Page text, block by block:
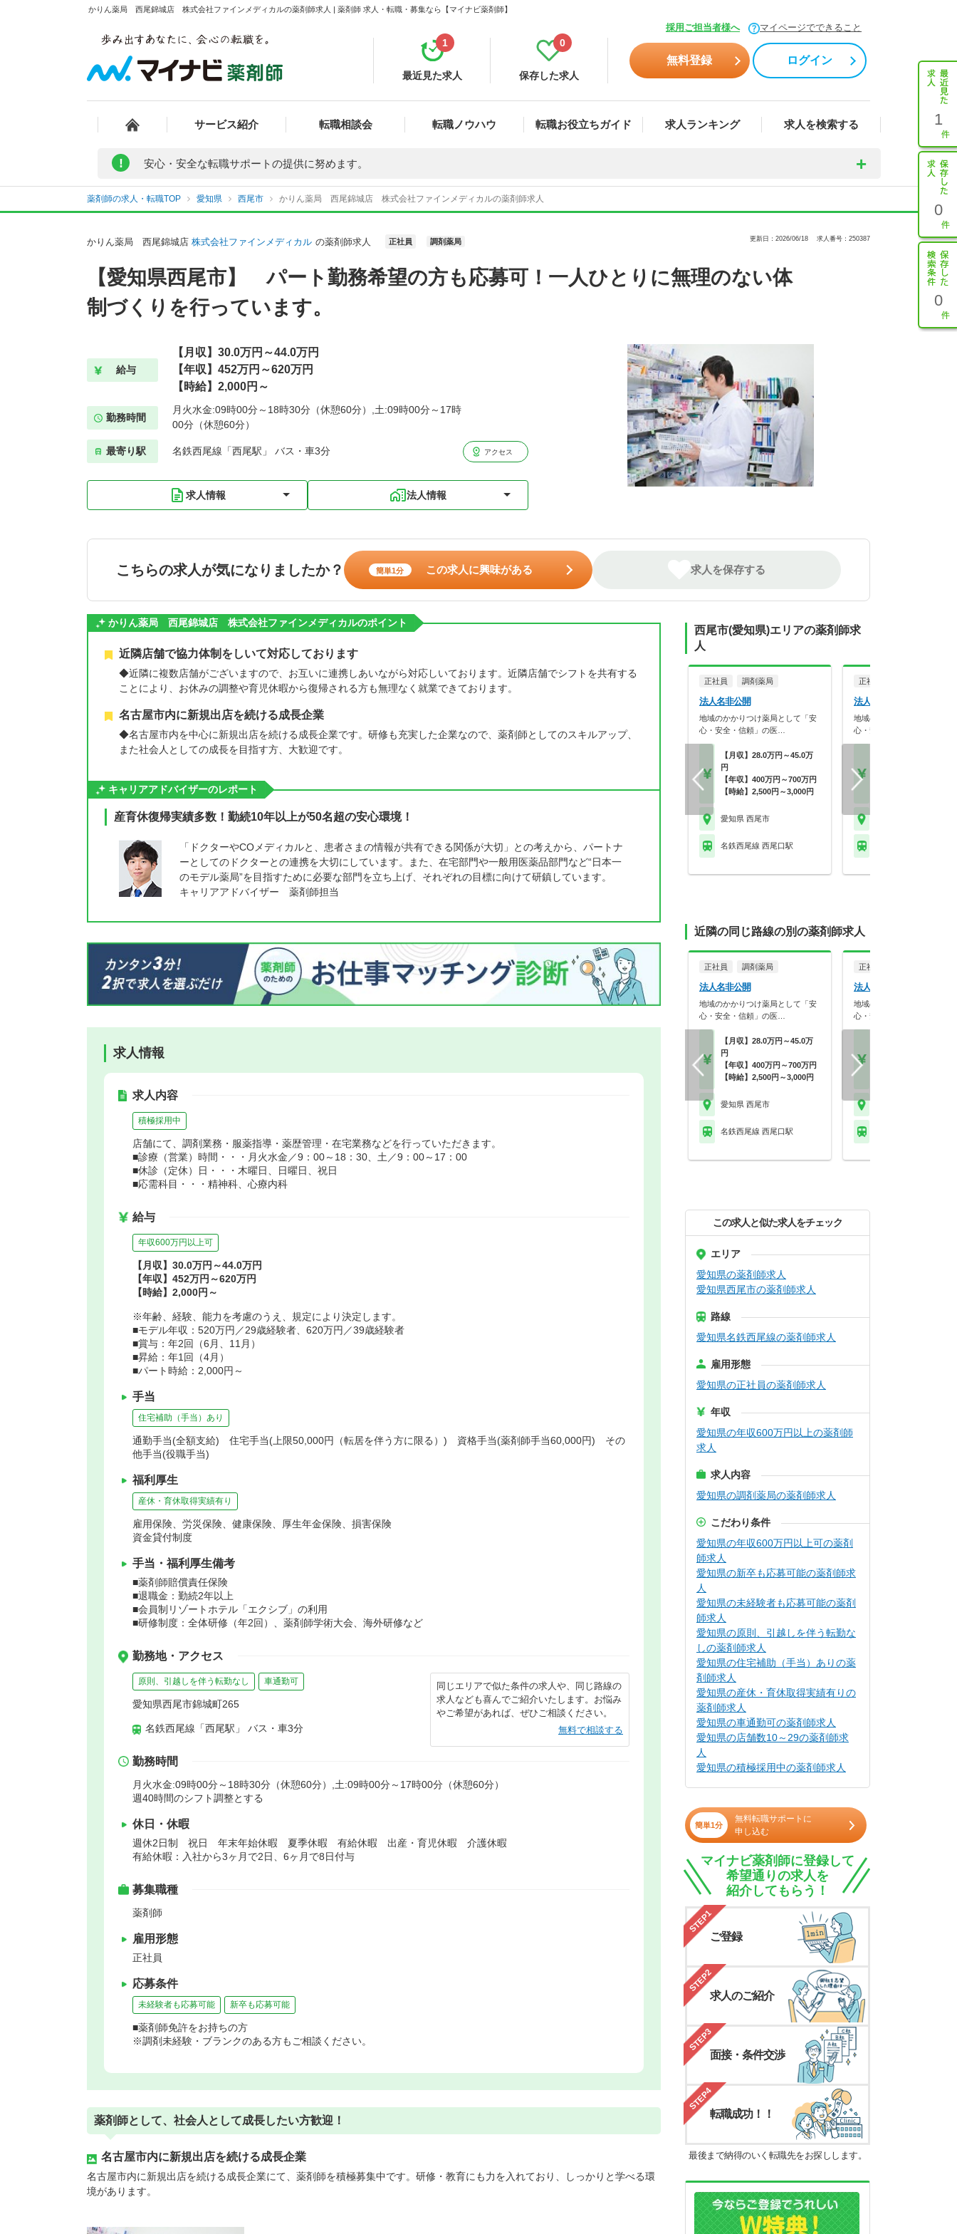
かりん薬局 西尾錦城店 株式会社ファインメディカルの薬剤師求人 | 薬剤師 求人・転職・募集なら【マイナビ薬剤師】
採用ご担当者様へ マイページでできること
最近見た求人
1
保存した求人
0
無料登録 ログイン
サービス紹介 転職相談会 転職ノウハウ 転職お役立ちガイド 求人ランキング 求人を検索する 1
0
0
! 安心・安全な転職サポートの提供に努めます。
薬剤師の求人・転職TOP 愛知県 西尾市 かりん薬局 西尾錦城店 株式会社ファインメディカルの薬剤師求人
かりん薬局 西尾錦城店 株式会社ファインメディカル の薬剤師求人 正社員 調剤薬局 更新日：2026/06/18 求人番号：250387
【愛知県西尾市】 パート勤務希望の方も応募可！一人ひとりに無理のない体
制づくりを行っています。
給与
【月収】30.0万円～44.0万円
【年収】452万円～620万円
【時給】2,000円～
勤務時間
月火水金:09時00分～18時30分（休憩60分）,土:09時00分～17時
00分（休憩60分）
最寄り駅 名鉄西尾線「西尾駅」 バス・車3分 アクセス
求人情報 法人情報
こちらの求人が気になりましたか？ 簡単1分 この求人に興味がある 求人を保存する
かりん薬局 西尾錦城店 株式会社ファインメディカルのポイント
近隣店舗で協力体制をしいて対応しております
◆近隣に複数店舗がございますので、お互いに連携しあいながら対応しいております。近隣店舗でシフトを共有する
ことにより、お休みの調整や育児休暇から復帰される方も無理なく就業できております。
名古屋市内に新規出店を続ける成長企業
◆名古屋市内を中心に新規出店を続ける成長企業です。研修も充実した企業なので、薬剤師としてのスキルアップ、
また社会人としての成長を目指す方、大歓迎です。
キャリアアドバイザーのレポート
産育休復帰実績多数！勤続10年以上が50名超の安心環境！
「ドクターやCOメディカルと、患者さまの情報が共有できる関係が大切」との考えから、パートナ
ーとしてのドクターとの連携を大切にしています。また、在宅部門や一般用医薬品部門など“日本一
のモデル薬局”を目指すために必要な部門を立ち上げ、それぞれの目標に向けて研鎮しています。
キャリアアドバイザー 薬剤師担当
求人情報
求人内容
積極採用中
店舗にて、調剤業務・服薬指導・薬歴管理・在宅業務などを行っていただきます。
■診療（営業）時間・・・月火水金／9：00～18：30、土／9：00～17：00
■休診（定休）日・・・木曜日、日曜日、祝日
■応需科目・・・精神科、心療内科
給与
年収600万円以上可
【月収】30.0万円～44.0万円
【年収】452万円～620万円
【時給】2,000円～
※年齢、経験、能力を考慮のうえ、規定により決定します。
■モデル年収：520万円／29歳経験者、620万円／39歳経験者
■賞与：年2回（6月、11月）
■昇給：年1回（4月）
■パート時給：2,000円～
手当
住宅補助（手当）あり
通勤手当(全額支給) 住宅手当(上限50,000円（転居を伴う方に限る）) 資格手当(薬剤師手当60,000円) その
他手当(役職手当)
福利厚生
産休・育休取得実績有り
雇用保険、労災保険、健康保険、厚生年金保険、損害保険
資金貸付制度
手当・福利厚生備考
■薬剤師賠償責任保険
■退職金：勤続2年以上
■会員制リゾートホテル「エクシブ」の利用
■研修制度：全体研修（年2回）、薬剤師学術大会、海外研修など
勤務地・アクセス
原則、引越しを伴う転勤なし 車通勤可
愛知県西尾市錦城町265
名鉄西尾線「西尾駅」 バス・車3分
同じエリアで似た条件の求人や、同じ路線の
求人なども喜んでご紹介いたします。お悩み
やご希望があれば、ぜひご相談ください。
無料で相談する
勤務時間
月火水金:09時00分～18時30分（休憩60分）,土:09時00分～17時00分（休憩60分）
週40時間のシフト調整とする
休日・休暇
週休2日制 祝日 年末年始休暇 夏季休暇 有給休暇 出産・育児休暇 介護休暇
有給休暇：入社から3ヶ月で2日、6ヶ月で8日付与
募集職種
薬剤師
雇用形態
正社員
応募条件
未経験者も応募可能 新卒も応募可能
■薬剤師免許をお持ちの方
※調剤未経験・ブランクのある方もご相談ください。
薬剤師として、社会人として成長したい方歓迎！
名古屋市内に新規出店を続ける成長企業
名古屋市内に新規出店を続ける成長企業にて、薬剤師を積極募集中です。研修・教育にも力を入れており、しっかりと学べる環
境があります。
西尾市(愛知県)エリアの薬剤師求
人
正社員 調剤薬局
法人名非公開
地域のかかりつけ薬局として「安
心・安全・信頼」の医…
【月収】28.0万円～45.0万
円
【年収】400万円～700万円
【時給】2,500円～3,000円
愛知県 西尾市
名鉄西尾線 西尾口駅
正社員
法人名非公開
地域のかかりつけ薬局として
心・安全・信頼」の医…
近隣の同じ路線の別の薬剤師求人
正社員 調剤薬局
法人名非公開
地域のかかりつけ薬局として「安
心・安全・信頼」の医…
【月収】28.0万円～45.0万
円
【年収】400万円～700万円
【時給】2,500円～3,000円
愛知県 西尾市
名鉄西尾線 西尾口駅
正社員
法人名非公開
地域のかかりつけ薬局として
心・安全・信頼」の医…
この求人と似た求人をチェック
エリア
愛知県の薬剤師求人
愛知県西尾市の薬剤師求人
路線
愛知県名鉄西尾線の薬剤師求人
雇用形態
愛知県の正社員の薬剤師求人
年収
愛知県の年収600万円以上の薬剤師
求人
求人内容
愛知県の調剤薬局の薬剤師求人
こだわり条件
愛知県の年収600万円以上可の薬剤
師求人
愛知県の新卒も応募可能の薬剤師求
人
愛知県の未経験者も応募可能の薬剤
師求人
愛知県の原則、引越しを伴う転勤な
しの薬剤師求人
愛知県の住宅補助（手当）ありの薬
剤師求人
愛知県の産休・育休取得実績有りの
薬剤師求人
愛知県の車通勤可の薬剤師求人
愛知県の店舗数10～29の薬剤師求
人
愛知県の積極採用中の薬剤師求人
簡単1分
無料転職サポートに
申し込む
マイナビ薬剤師に登録して
希望通りの求人を
紹介してもらう！
STEP1
ご登録
STEP2
求人のご紹介
STEP3
面接・条件交渉
STEP4
転職成功！！
最後まで納得のいく転職先をお探しします。